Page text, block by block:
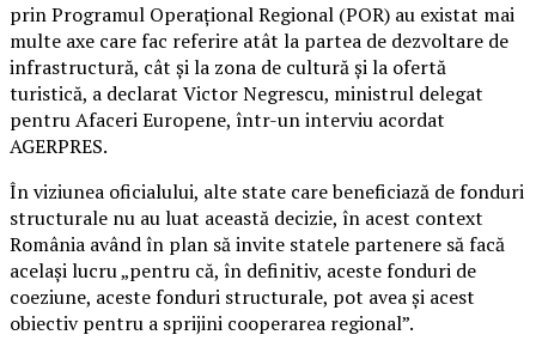
prin Programul Operaţional Regional (POR) au existat mai
multe axe care fac referire atât la partea de dezvoltare de
infrastructură, cât şi la zona de cultură şi la ofertă
turistică, a declarat Victor Negrescu, ministrul delegat
pentru Afaceri Europene, într-un interviu acordat
AGERPRES.
În viziunea oficialului, alte state care beneficiază de fonduri
structurale nu au luat această decizie, în acest context
România având în plan să invite statele partenere să facă
acelaşi lucru „pentru că, în definitiv, aceste fonduri de
coeziune, aceste fonduri structurale, pot avea şi acest
obiectiv pentru a sprijini cooperarea regional”.